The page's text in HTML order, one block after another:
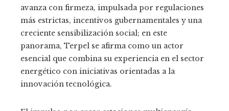
avanza con firmeza, impulsada por regulaciones
más estrictas, incentivos gubernamentales y una
creciente sensibilización social; en este
panorama, Terpel se afirma como un actor
esencial que combina su experiencia en el sector
energético con iniciativas orientadas a la
innovación tecnológica.